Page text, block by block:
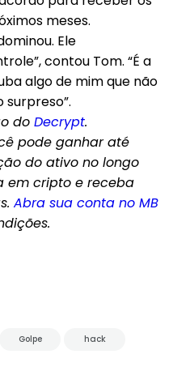
meses.
Ele
contou Tom. “É a
algo de mim que não
surpreso”.
do Decrypt.
pode ganhar até
do ativo no longo
em cripto e receba
Abra sua conta no MB
Golpe hack